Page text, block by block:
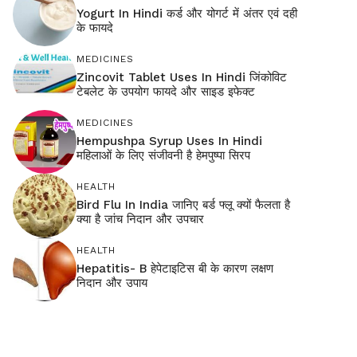
Yogurt In Hindi कर्ड और योगर्ट में अंतर एवं दही
के फायदे
MEDICINES
Zincovit Tablet Uses In Hindi जिंकोविट
टेबलेट के उपयोग फायदे और साइड इफेक्ट
MEDICINES
Hempushpa Syrup Uses In Hindi
महिलाओं के लिए संजीवनी है हेमपुष्पा सिरप
HEALTH
Bird Flu In India जानिए बर्ड फ्लू क्यों फैलता है
क्या है जांच निदान और उपचार
HEALTH
Hepatitis- B हेपेटाइटिस बी के कारण लक्षण
निदान और उपाय